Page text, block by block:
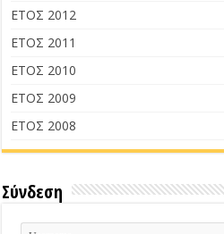
ΕΤΟΣ 2012
ΕΤΟΣ 2011
ΕΤΟΣ 2010
ΕΤΟΣ 2009
ΕΤΟΣ 2008
Σύνδεση